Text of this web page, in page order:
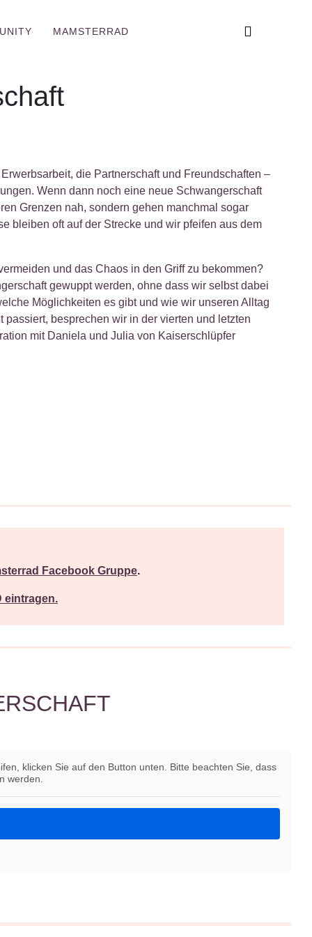
MAMSTERRAD
die Partnerschaft und Freundschaften –
Wenn dann noch eine neue Schwangerschaft
Grenzen nah, sondern gehen manchmal sogar
bleiben oft auf der Strecke und wir pfeifen aus dem
und das Chaos in den Griff zu bekommen?
gewuppt werden, ohne dass wir selbst dabei
Möglichkeiten es gibt und wie wir unseren Alltag
besprechen wir in der vierten und letzten
mit Daniela und Julia von Kaiserschlüpfer
Facebook Gruppe.
eintragen.
klicken Sie auf den Button unten. Bitte beachten Sie, dass
werden.